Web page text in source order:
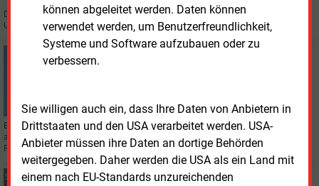
können abgeleitet werden. Daten können
verwendet werden, um Benutzerfreundlichkeit,
Systeme und Software aufzubauen oder zu
verbessern.
Sie willigen auch ein, dass Ihre Daten von Anbietern in
Drittstaaten und den USA verarbeitet werden. USA-
Anbieter müssen ihre Daten an dortige Behörden
weitergegeben. Daher werden die USA als ein Land mit
einem nach EU-Standards unzureichenden
Der Solarmodulhersteller Soluxtec hat Insolvenz angemeldet. Das deutsche
Unternehmen will sich neu aufstellen.
Brandenburgs Landtag beschloss in Potsdam ein Moratorium für Windräder
außerhalb geplanter Flächen, um den Ausbau bis zur Fertigstellung der
Regionalpläne zu steuern.
Montag, 23.02.2026, 08:10